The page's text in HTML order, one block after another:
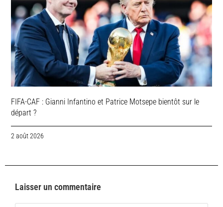
FIFA-CAF : Gianni Infantino et Patrice Motsepe bientôt sur le
départ ?
2 août 2026
Laisser un commentaire